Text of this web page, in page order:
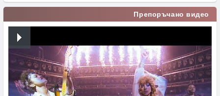
Препоръчано видео